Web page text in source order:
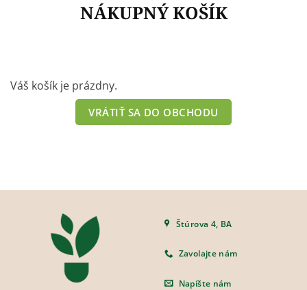
NÁKUPNÝ KOŠÍK
Váš košík je prázdny.
VRÁTIŤ SA DO OBCHODU
Štúrova 4, BA
Zavolajte nám
Napíšte nám